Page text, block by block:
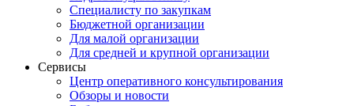
Специалисту по закупкам
Бюджетной организации
Для малой организации
Для средней и крупной организации
Сервисы
Центр оперативного консультирования
Обзоры и новости